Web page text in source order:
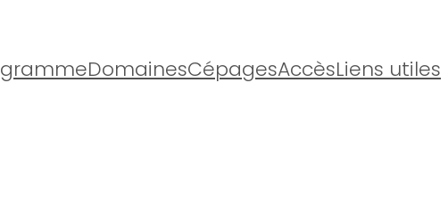
DomainesCépagesAccèsLiens utiles